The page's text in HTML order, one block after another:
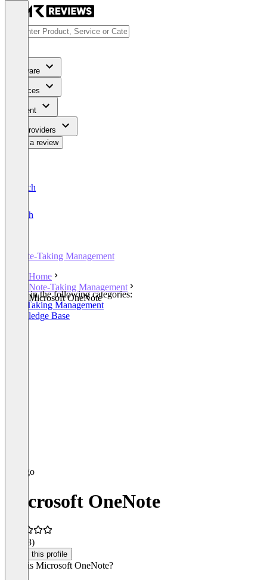
Software
Services
Content
For Providers
Write a review
Deutsch
English
Note-Taking Management
Home
Note-Taking Management
Microsoft OneNote
Listed in the following categories:
Note-Taking Management
Knowledge Base
Microsoft OneNote
(58)
Claim this profile
What is Microsoft OneNote?